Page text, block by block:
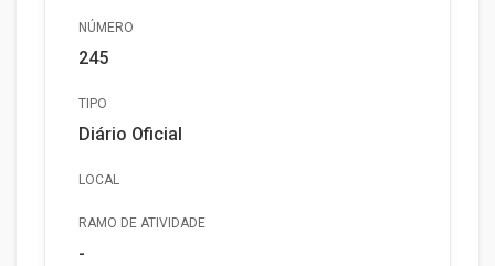
NÚMERO
245
TIPO
Diário Oficial
LOCAL
RAMO DE ATIVIDADE
-